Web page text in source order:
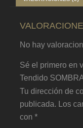
No hay
Sé el primero en
Tendido
Tu dirección de
publicada.
Los
con *